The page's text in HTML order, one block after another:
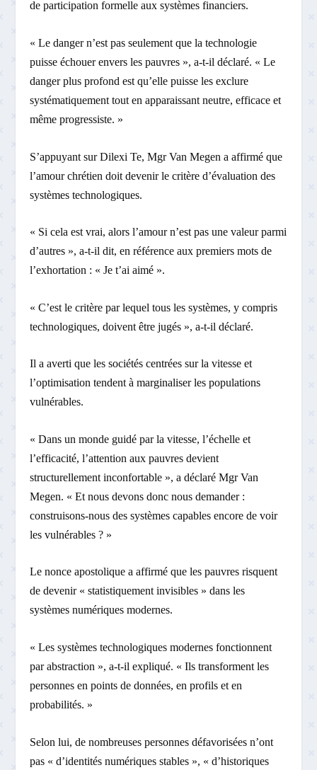
de participation formelle aux systèmes financiers.
« Le danger n’est pas seulement que la technologie
puisse échouer envers les pauvres », a-t-il déclaré. « Le
danger plus profond est qu’elle puisse les exclure
systématiquement tout en apparaissant neutre, efficace et
même progressiste. »
S’appuyant sur Dilexi Te, Mgr Van Megen a affirmé que
l’amour chrétien doit devenir le critère d’évaluation des
systèmes technologiques.
« Si cela est vrai, alors l’amour n’est pas une valeur parmi
d’autres », a-t-il dit, en référence aux premiers mots de
l’exhortation : « Je t’ai aimé ».
« C’est le critère par lequel tous les systèmes, y compris
technologiques, doivent être jugés », a-t-il déclaré.
Il a averti que les sociétés centrées sur la vitesse et
l’optimisation tendent à marginaliser les populations
vulnérables.
« Dans un monde guidé par la vitesse, l’échelle et
l’efficacité, l’attention aux pauvres devient
structurellement inconfortable », a déclaré Mgr Van
Megen. « Et nous devons donc nous demander :
construisons-nous des systèmes capables encore de voir
les vulnérables ? »
Le nonce apostolique a affirmé que les pauvres risquent
de devenir « statistiquement invisibles » dans les
systèmes numériques modernes.
« Les systèmes technologiques modernes fonctionnent
par abstraction », a-t-il expliqué. « Ils transforment les
personnes en points de données, en profils et en
probabilités. »
Selon lui, de nombreuses personnes défavorisées n’ont
pas « d’identités numériques stables », « d’historiques